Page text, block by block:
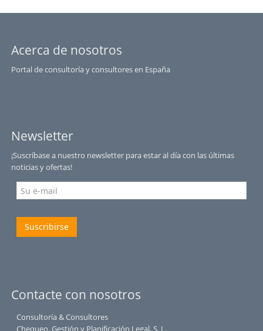
Acerca de nosotros
Portal de consultoría y consultores en España
Newsletter
¡Suscríbase a nuestro newsletter para estar al día con las últimas
noticias y ofertas!
Suscribirse
Contacte con nosotros
Consultoría & Consultores
Chequeo, Gestión y Planificación Legal, S. L.